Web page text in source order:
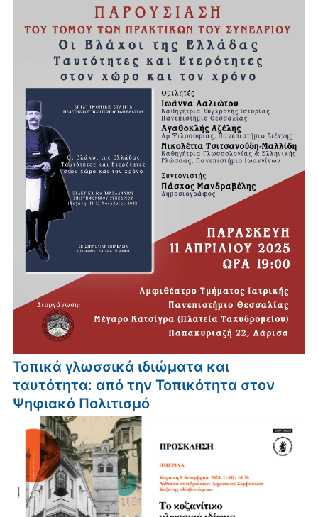
Τοπικά γλωσσικά ιδιώματα και
ταυτότητα: από την Τοπικότητα στον
Ψηφιακό Πολιτισμό